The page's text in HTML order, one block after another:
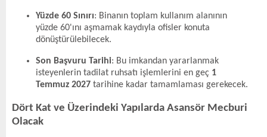
Yüzde 60 Sınırı: Binanın toplam kullanım alanının
yüzde 60'ını aşmamak kaydıyla ofisler konuta
dönüştürülebilecek.
Son Başvuru Tarihi: Bu imkandan yararlanmak
isteyenlerin tadilat ruhsatı işlemlerini en geç 1
Temmuz 2027 tarihine kadar tamamlaması gerekecek.
Dört Kat ve Üzerindeki Yapılarda Asansör Mecburi
Olacak